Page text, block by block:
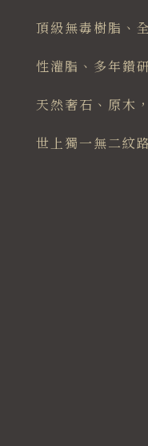
頂級無毒樹脂、
性灌脂、多年鑽
天然奢石、原木
世上獨一無二紋